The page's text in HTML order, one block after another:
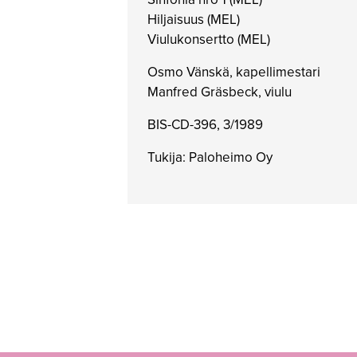
Hiljaisuus (MEL)
Viulukonsertto (MEL)
Osmo Vänskä, kapellimestari
Manfred Gräsbeck, viulu
BIS-CD-396, 3/1989
Tukija: Paloheimo Oy